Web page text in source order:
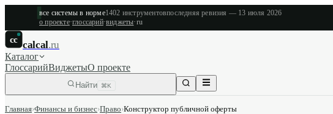
все системы в норме1402 инструментовпоследняя ревизия — 13 июля 2026
о проекте·глоссарий·виджеты·ru
cc calcal.ru
Каталог
ГлоссарийВиджетыО проекте
Найти ⌘K
Главная›Финансы и бизнес›Право›Конструктор публичной оферты